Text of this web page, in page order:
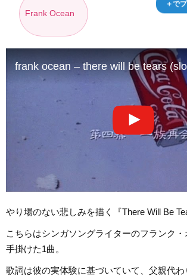
＋で
Frank Ocean
frank ocean – there will be tears
やり場のない悲しみを描く『There Will Be
こちらはシンガソングライターのフランク
手掛けた1曲。
歌詞は彼の実体験に基づいていて、父親代